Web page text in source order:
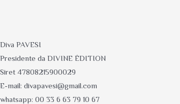
Diva PAVESI
Presidente da DIVINE ÉDITION
Siret 47808215900029
E-mail: divapavesi@gmail.com
whatsapp: 00 33 6 63 79 10 67